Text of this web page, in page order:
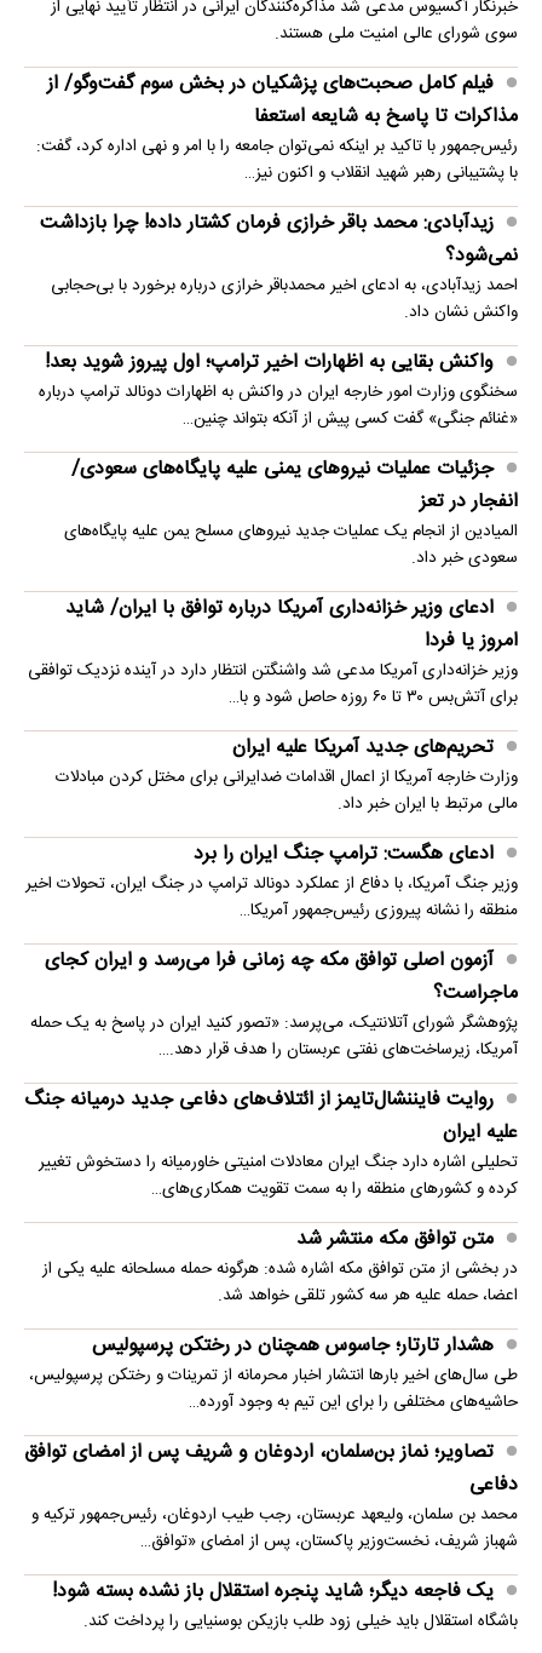
خبرنگار آکسیوس مدعی شد مذاکره‌کنندگان ایرانی در انتظار تأیید نهایی از
سوی شورای عالی امنیت ملی هستند.
فیلم کامل صحبت‌های پزشکیان در بخش سوم گفت‌وگو/ از
مذاکرات تا پاسخ به شایعه استعفا
رئیس‌جمهور با تاکید بر اینکه نمی‌توان جامعه را با امر و نهی اداره کرد، گفت:
با پشتیبانی رهبر شهید انقلاب و اکنون نیز…
زیدآبادی: محمد باقر خرازی فرمان کشتار داده! چرا بازداشت
نمی‌شود؟
احمد زیدآبادی، به ادعای اخیر محمدباقر خرازی درباره برخورد با بی‌حجابی
واکنش نشان داد.
واکنش بقایی به اظهارات اخیر ترامپ؛ اول پیروز شوید بعد!
سخنگوی وزارت امور خارجه ایران در واکنش به اظهارات دونالد ترامپ درباره
«غنائم جنگی» گفت کسی پیش از آنکه بتواند چنین…
جزئیات عملیات نیروهای یمنی علیه پایگاه‌های سعودی/
انفجار در تعز
المیادین از انجام یک عملیات جدید نیروهای مسلح یمن علیه پایگاه‌های
سعودی خبر داد.
ادعای وزیر خزانه‌داری آمریکا درباره توافق با ایران/ شاید
امروز یا فردا
وزیر خزانه‌داری آمریکا مدعی شد واشنگتن انتظار دارد در آینده نزدیک توافقی
برای آتش‌بس ۳۰ تا ۶۰ روزه حاصل شود و با…
تحریم‌های جدید آمریکا علیه ایران
وزارت خارجه آمریکا از اعمال اقدامات ضدایرانی برای مختل کردن مبادلات
مالی مرتبط با ایران خبر داد.
ادعای هگست: ترامپ جنگ ایران را برد
وزیر جنگ آمریکا، با دفاع از عملکرد دونالد ترامپ در جنگ ایران، تحولات اخیر
منطقه را نشانه پیروزی رئیس‌جمهور آمریکا…
آزمون اصلی توافق مکه چه زمانی فرا می‌رسد و ایران کجای
ماجراست؟
پژوهشگر شورای آتلانتیک، می‌پرسد: «تصور کنید ایران در پاسخ به یک حمله
آمریکا، زیرساخت‌های نفتی عربستان را هدف قرار دهد.…
روایت فایننشال‌تایمز از ائتلاف‌های دفاعی جدید درمیانه جنگ
علیه ایران
تحلیلی اشاره دارد جنگ ایران معادلات امنیتی خاورمیانه را دستخوش تغییر
کرده و کشورهای منطقه را به سمت تقویت همکاری‌های…
متن توافق مکه منتشر شد
در بخشی از متن توافق مکه اشاره شده: هرگونه حمله مسلحانه علیه یکی از
اعضا، حمله علیه هر سه کشور تلقی خواهد شد.
هشدار تارتار؛ جاسوس همچنان در رختکن پرسپولیس
طی سال‌های اخیر بارها انتشار اخبار محرمانه از تمرینات و رختکن پرسپولیس،
حاشیه‌های مختلفی را برای این تیم به وجود آورده…
تصاویر؛ نماز بن‌سلمان، اردوغان و شریف پس از امضای توافق
دفاعی
محمد بن سلمان، ولیعهد عربستان، رجب طیب اردوغان، رئیس‌جمهور ترکیه و
شهباز شریف، نخست‌وزیر پاکستان، پس از امضای «توافق…
یک فاجعه دیگر؛ شاید پنجره استقلال باز نشده بسته شود!
باشگاه استقلال باید خیلی زود طلب بازیکن بوسنیایی را پرداخت کند.